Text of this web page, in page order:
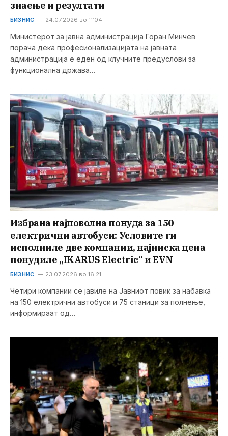
знаење и резултати
БИЗНИС 24.07.2026 во 11:04
Министерот за јавна администрација Горан Минчев
порача дека професионализацијата на јавната
администрација е еден од клучните предуслови за
функционална држава…
Избрана најповолна понуда за 150
електрични автобуси: Условите ги
исполниле две компании, најниска цена
понудиле „IKARUS Electric“ и EVN
БИЗНИС 23.07.2026 во 16:21
Четири компании се јавиле на Јавниот повик за набавка
на 150 електрични автобуси и 75 станици за полнење,
информираат од…